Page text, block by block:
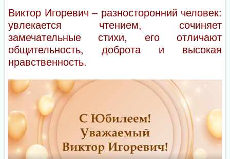
Виктор Игоревич – разносторонний человек:
увлекается чтением, сочиняет
замечательные стихи, его отличают
общительность, доброта и высокая
нравственность.